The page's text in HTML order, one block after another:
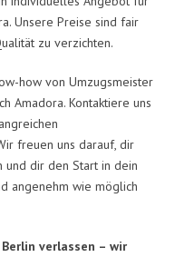
Unsere Preise sind fair
zu verzichten.
how von Umzugsmeister
Amadora. Kontaktiere uns
freuen uns darauf, dir
und dir den Start in dein
angenehm wie möglich
verlassen – wir